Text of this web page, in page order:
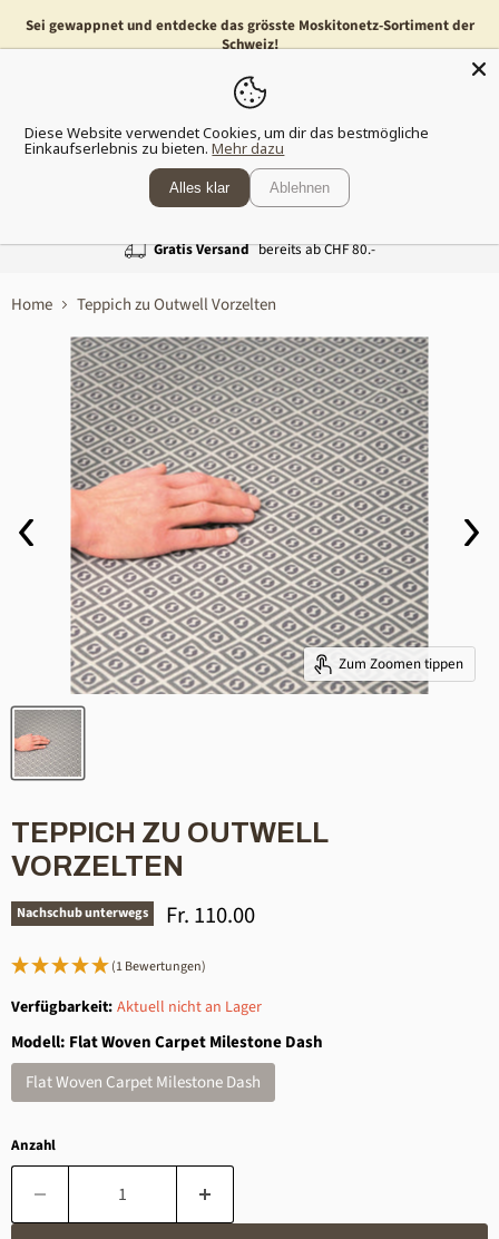
Sei gewappnet und entdecke das grösste Moskitonetz-Sortiment der
Schweiz!
Menü
Gratis Versand bereits ab CHF 80.-
Home Teppich zu Outwell Vorzelten
Zum Zoomen tippen
TEPPICH ZU OUTWELL
VORZELTEN
Nachschub unterwegs Aktueller Preis
Fr. 110.00
(1 Bewertungen)
Verfügbarkeit: Aktuell nicht an Lager
Modell: Flat Woven Carpet Milestone Dash
Flat Woven Carpet Milestone Dash
Anzahl
Diese Website verwendet Cookies, um dir das bestmögliche
Einkaufserlebnis zu bieten. Mehr dazu
Alles klar Ablehnen